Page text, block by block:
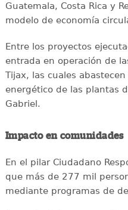
Guatemala, Costa Rica y
modelo de economía
Entre los proyectos
entrada en operación de
Tijax, las cuales
energético de las plantas
Gabriel.
Impacto en comunidades
En el pilar Ciudadano
que más de 277 mil
mediante programas de